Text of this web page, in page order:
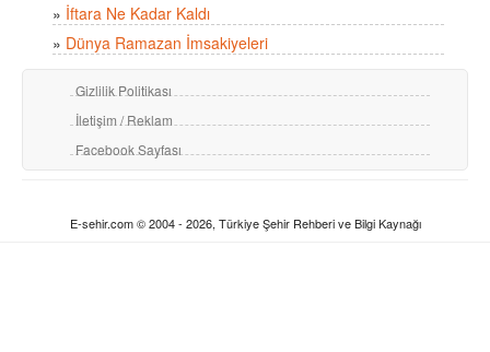
» İftara Ne Kadar Kaldı
» Dünya Ramazan İmsakiyeleri
Gizlilik Politikası
İletişim / Reklam
Facebook Sayfası
E-sehir.com © 2004 - 2026, Türkiye Şehir Rehberi ve Bilgi Kaynağı